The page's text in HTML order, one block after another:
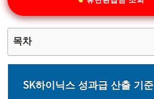
목차
SK하이닉스 성과급 산출 기준